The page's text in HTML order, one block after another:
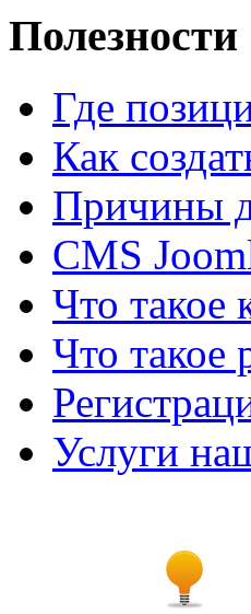
Полезности
Где
Как
Причины
CMS
Что такое
Что такое
Услуги